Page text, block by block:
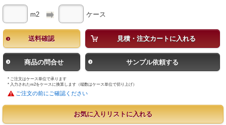
m2 ケース
送料確認 見積・注文カートに入れる
商品の問合せ サンプル依頼する
* ご注文はケース単位で承ります
* 入力されたm2をケースに換算します（端数はケース単位で切り上げ）
ご注文の前にご確認ください
お気に入りリストに入れる